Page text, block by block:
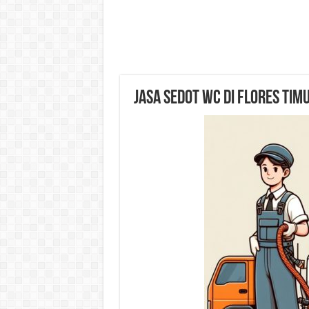
Jasa Sedot WC di Flores